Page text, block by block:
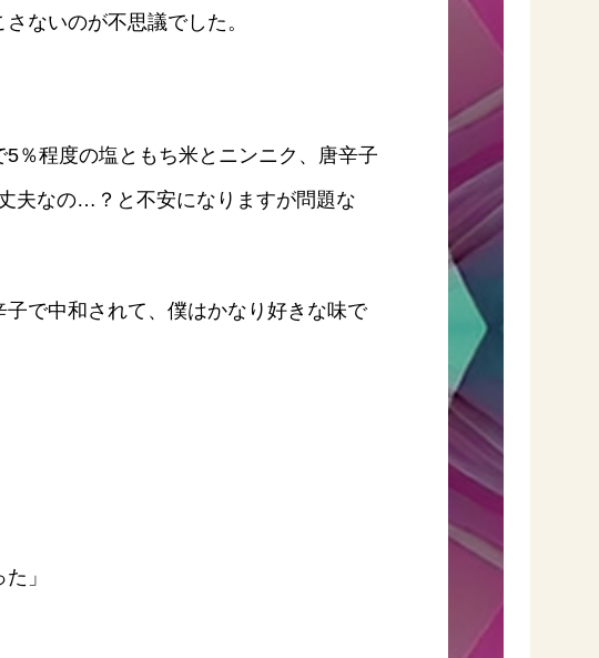
ないのが不思議でした。
％程度の塩ともち米とニンニク、唐辛子
夫なの…？と不安になりますが問題な
で中和されて、僕はかなり好きな味で
」